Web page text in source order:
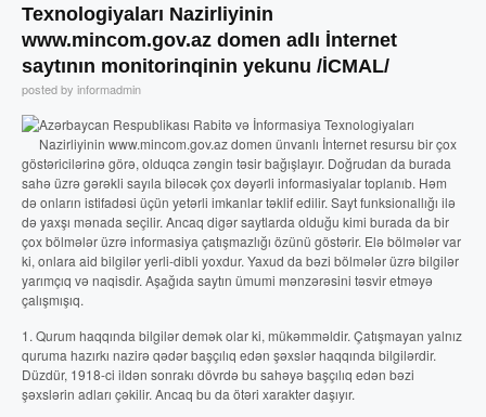
Texnologiyaları Nazirliyinin
www.mincom.gov.az domen adlı İnternet
saytının monitorinqinin yekunu /İCMAL/
posted by informadmin
Azərbaycan Respublikası Rabitə və İnformasiya Texnologiyaları
Nazirliyinin www.mincom.gov.az domen ünvanlı İnternet resursu bir çox
göstəricilərinə görə, olduqca zəngin təsir bağışlayır. Doğrudan da burada
sahə üzrə gərəkli sayıla biləcək çox dəyərli informasiyalar toplanıb. Həm
də onların istifadəsi üçün yetərli imkanlar təklif edilir. Sayt funksionallığı ilə
də yaxşı mənada seçilir. Ancaq digər saytlarda olduğu kimi burada da bir
çox bölmələr üzrə informasiya çatışmazlığı özünü göstərir. Elə bölmələr var
ki, onlara aid bilgilər yerli-dibli yoxdur. Yaxud da bəzi bölmələr üzrə bilgilər
yarımçıq və naqisdir. Aşağıda saytın ümumi mənzərəsini təsvir etməyə
çalışmışıq.
1. Qurum haqqında bilgilər demək olar ki, mükəmməldir. Çatışmayan yalnız
quruma hazırkı nazirə qədər başçılıq edən şəxslər haqqında bilgilərdir.
Düzdür, 1918-ci ildən sonrakı dövrdə bu sahəyə başçılıq edən bəzi
şəxslərin adları çəkilir. Ancaq bu da ötəri xarakter daşıyır.